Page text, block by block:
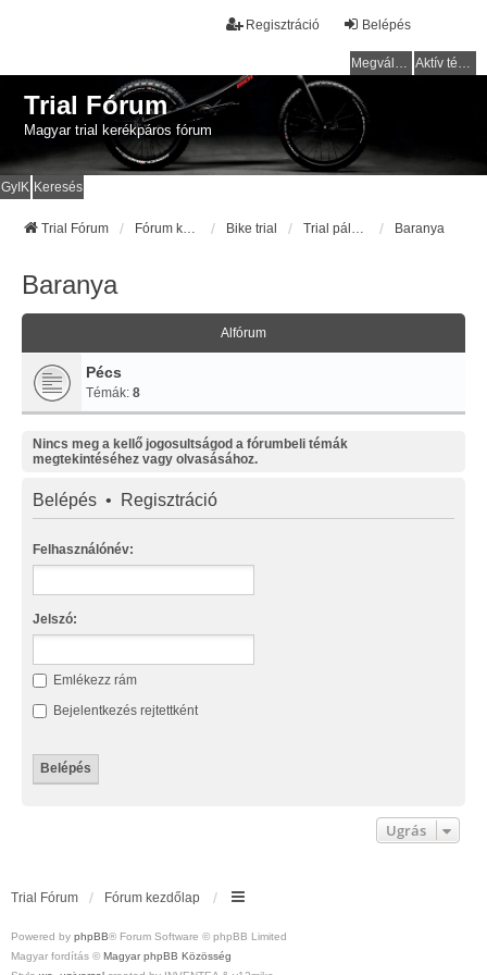
Belépés
Regisztráció
Megválaszolatlan témák Aktív témák
Trial Fórum
Magyar trial kerékpáros fórum
GyIK Keresés
Trial Fórum Bike trial Baranya
Baranya
Alfórum
Pécs
Témák: 8
Nincs meg a kellő jogosultságod a fórumbeli témák
megtekintéséhez vagy olvasásához.
Belépés • Regisztráció
Felhasználónév:
Jelszó:
Emlékezz rám
Bejelentkezés rejtettként
Ugrás
Trial Fórum Fórum kezdőlap
Powered by phpBB® Forum Software © phpBB Limited
Magyar fordítás © Magyar phpBB Közösség